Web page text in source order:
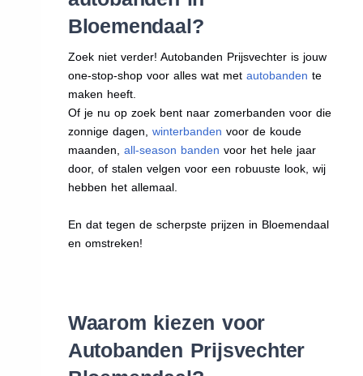
Bloemendaal?
Zoek niet verder! Autobanden Prijsvechter is jouw
one-stop-shop voor alles wat met autobanden te
maken heeft.
Of je nu op zoek bent naar zomerbanden voor die
zonnige dagen, winterbanden voor de koude
maanden, all-season banden voor het hele jaar
door, of stalen velgen voor een robuuste look, wij
hebben het allemaal.
En dat tegen de scherpste prijzen in Bloemendaal
en omstreken!
Waarom kiezen voor
Autobanden Prijsvechter